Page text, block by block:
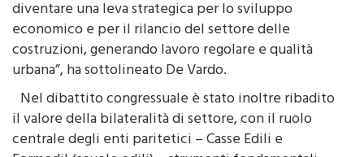
economico e per il rilancio del settore delle
costruzioni, generando lavoro regolare e qualità
urbana”, ha sottolineato De Vardo.
Nel dibattito congressuale è stato inoltre ribadito
il valore della bilateralità di settore, con il ruolo
centrale degli enti paritetici – Casse Edili e
Formedil (scuole edili) – strumenti fondamentali